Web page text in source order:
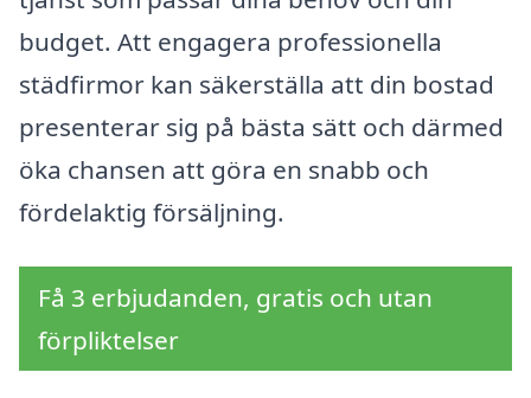
budget. Att engagera professionella
städfirmor kan säkerställa att din bostad
presenterar sig på bästa sätt och därmed
öka chansen att göra en snabb och
fördelaktig försäljning.
Få 3 erbjudanden, gratis och utan
förpliktelser